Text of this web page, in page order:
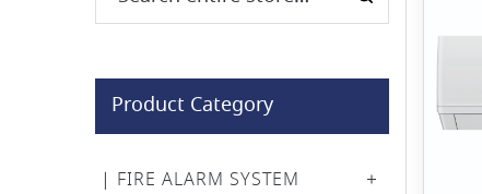
Product Category
FIRE ALARM SYSTEM